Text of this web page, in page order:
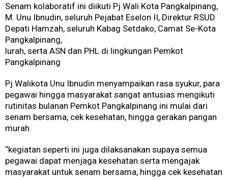
Senam kolaboratif ini diikuti Pj Wali Kota Pangkalpinang,
M. Unu Ibnudin, seluruh Pejabat Eselon II, Direktur RSUD
Depati Hamzah, seluruh Kabag Setdako, Camat Se-Kota
Pangkalpinang,
lurah, serta ASN dan PHL di lingkungan Pemkot
Pangkalpinang
Pj Walikota Unu Ibnudin menyampaikan rasa syukur, para
pegawai hingga masyarakat sangat antusias mengikuti
rutinitas bulanan Pemkot Pangkalpinang ini mulai dari
senam bersama, cek kesehatan, hingga gerakan pangan
murah.
“kegiatan seperti ini juga dilaksanakan supaya semua
pegawai dapat menjaga kesehatan serta mengajak
masyarakat untuk senam bersama, hingga cek kesehatan